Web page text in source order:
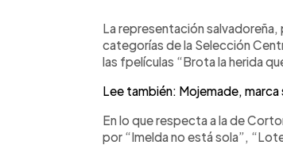
La representación
categorías de la Selección
las fpelículas “Brota la herida
Lee también: Mojemade,
En lo que respecta a la de
por “Imelda no está sola”,